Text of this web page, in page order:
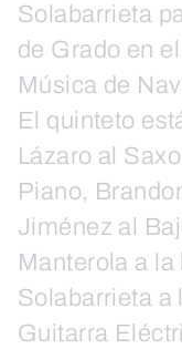
Solabarrieta
de Grado en
Música de
El quinteto
Lázaro al
Piano,
Jiménez al
Manterola a
Solabarrieta a
Guitarra